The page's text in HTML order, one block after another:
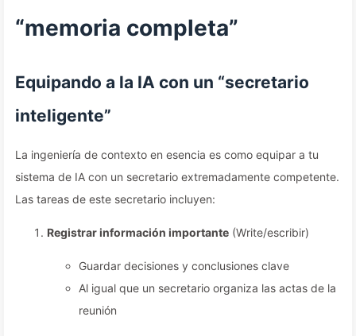
“memoria completa”
Equipando a la IA con un “secretario
inteligente”
La ingeniería de contexto en esencia es como equipar a tu
sistema de IA con un secretario extremadamente competente.
Las tareas de este secretario incluyen:
Registrar información importante (Write/escribir)
Guardar decisiones y conclusiones clave
Al igual que un secretario organiza las actas de la
reunión